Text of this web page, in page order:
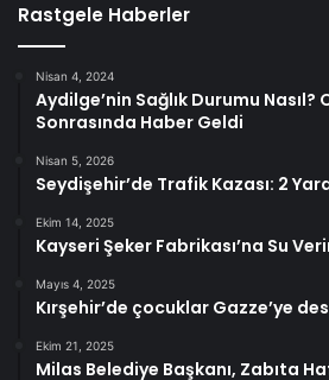
Rastgele Haberler
Nisan 4, 2024
Aydilge’nin Sağlık Durumu Nasıl?
Sonrasında Haber Geldi
Nisan 5, 2026
Seydişehir’de Trafik Kazası: 2
Ekim 14, 2025
Kayseri Şeker Fabrikası’na Su
Mayıs 4, 2025
Kırşehir’de çocuklar Gazze’ye
Ekim 21, 2025
Milas Belediye Başkanı, Zabıta